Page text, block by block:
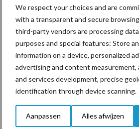
We respect your choices and are
with a transparent and secure
third-party vendors are processing
purposes and special features: Store
information on a device, personalized
advertising and content measurement,
and services development, precise
identification through device scanning.
Aanpassen Alles afwijzen
Primaire
Sidebar
Recent nieuws
marktaandeel
Nederlandse
Toon meer